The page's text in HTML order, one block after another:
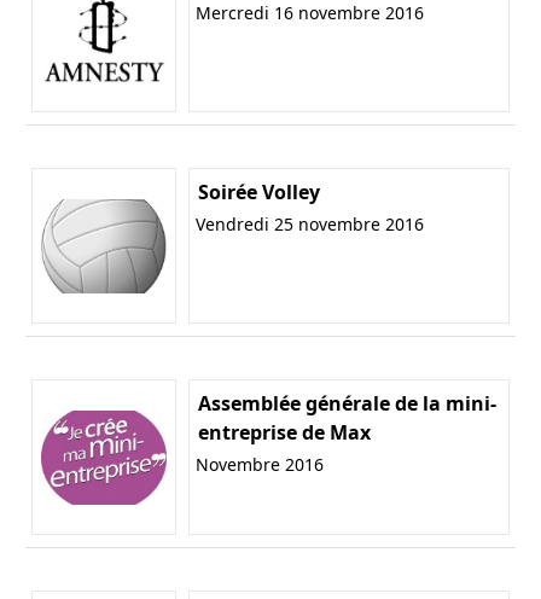
Mercredi 16 novembre 2016
Soirée Volley
Vendredi 25 novembre 2016
Assemblée générale de la mini-
entreprise de Max
Novembre 2016